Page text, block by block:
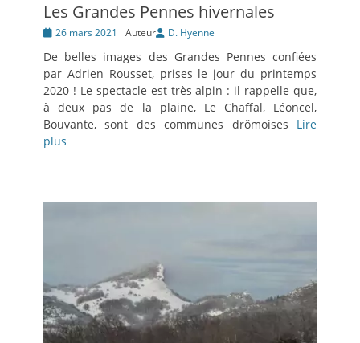
Les Grandes Pennes hivernales
Posté26 mars 2021 Auteur D. Hyenne
De belles images des Grandes Pennes confiées
par Adrien Rousset, prises le jour du printemps
2020 ! Le spectacle est très alpin : il rappelle que,
à deux pas de la plaine, Le Chaffal, Léoncel,
Bouvante, sont des communes drômoises Lire
plus